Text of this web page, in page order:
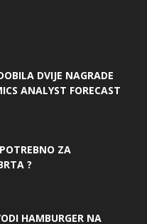
DVIJE NAGRADE
ANALYST FORECAST
ZA
?
HAMBURGER NA